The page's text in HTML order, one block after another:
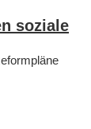
soziale